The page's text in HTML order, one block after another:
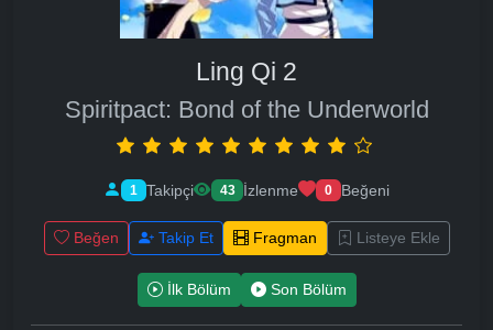
Ling Qi 2
Spiritpact: Bond of the Underworld
1 Takipçi 43 İzlenme 0 Beğeni
Beğen Takip Et Fragman Listeye Ekle
İlk Bölüm Son Bölüm